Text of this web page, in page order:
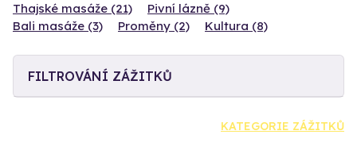
Thajské masáže (21)
Pivní lázně (9)
Bali masáže (3)
Proměny (2) Kultura (8)
FILTROVÁNÍ ZÁŽITKŮ
KATEGORIE ZÁŽITKŮ